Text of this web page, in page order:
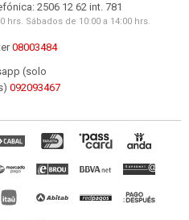
2506 12 62 int. 781
hrs. Sábados de 10:00 a 14:00 hrs.
08003484
(solo
092093467